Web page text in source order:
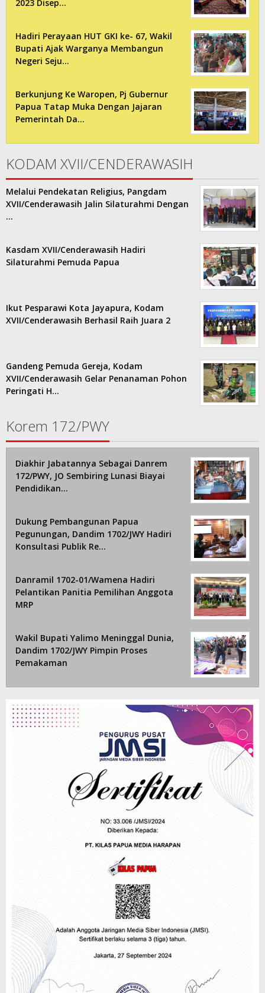
2023 Disep…
Hadiri Perayaan HUT GKI ke- 67, Wakil
Bupati Ajak Warganya Membangun
Negeri Seju…
Berkunjung Ke Waropen, Pj Gubernur
Papua Tatap Muka Dengan Jajaran
Pemerintah Da…
KODAM XVII/CENDERAWASIH
Melalui Pendekatan Religius, Pangdam
XVII/Cenderawasih Jalin Silaturahmi Dengan
…
Kasdam XVII/Cenderawasih Hadiri
Silaturahmi Pemuda Papua
Ikut Pesparawi Kota Jayapura, Kodam
XVII/Cenderawasih Berhasil Raih Juara 2
Gandeng Pemuda Gereja, Kodam
XVII/Cenderawasih Gelar Penanaman Pohon
Peringati H…
Korem 172/PWY
Diakhir Jabatannya Sebagai Danrem
172/PWY, JO Sembiring Lunasi Biayai
Pendidikan…
Dukung Pembangunan Papua
Pegunungan, Dandim 1702/JWY Hadiri
Konsultasi Publik Re…
Danramil 1702-01/Wamena Hadiri
Pelantikan Panitia Pemilihan Anggota
MRP
Wakil Bupati Yalimo Meninggal Dunia,
Dandim 1702/JWY Pimpin Proses
Pemakaman